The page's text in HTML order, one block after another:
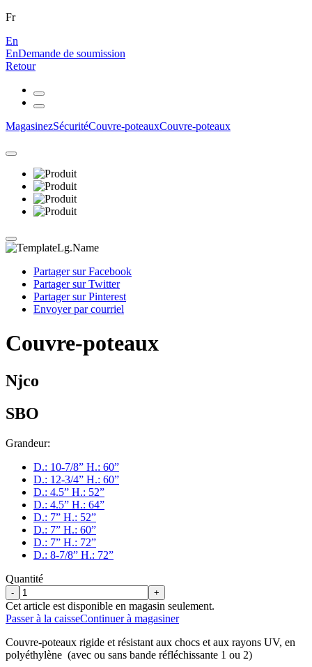
Fr
En
EnDemande de soumission
Retour
MagasinezSécuritéCouvre-poteauxCouvre-poteaux
Partager sur Facebook
Partager sur Twitter
Partager sur Pinterest
Envoyer par courriel
Couvre-poteaux
Njco
SBO
Grandeur:
D.: 10-7/8” H.: 60”
D.: 12-3/4” H.: 60”
D.: 4.5” H.: 52”
D.: 4.5” H.: 64”
D.: 7” H.: 52”
D.: 7” H.: 60”
D.: 7” H.: 72”
D.: 8-7/8” H.: 72”
Quantité
- +
Cet article est disponible en magasin seulement.
Passer à la caisseContinuer à magasiner
Couvre-poteaux rigide et résistant aux chocs et aux rayons UV, en
polyéthylène (avec ou sans bande réfléchissante 1 ou 2)